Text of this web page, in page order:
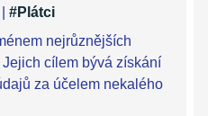
#Plátci
nejrůznějších
cílem bývá získání
za účelem nekalého